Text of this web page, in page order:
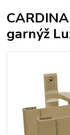
garnýž